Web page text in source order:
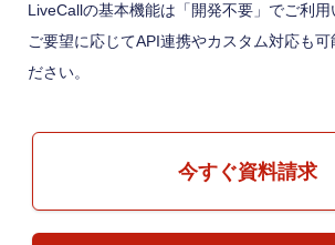
LiveCallの基本機能は「開発不要」でご利用
ご要望に応じてAPI連携やカスタム対応も可
ださい。
今すぐ資料請求